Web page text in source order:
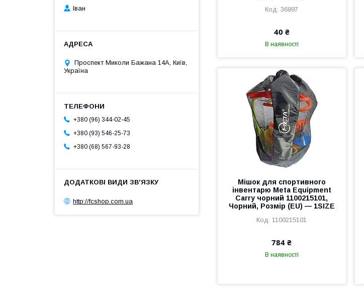
36897
40 ₴
В наявності
Мішок для спортивного
інвентарю Meta Equipment
Carry чорний 1100215101,
Чорний, Розмір (EU) — 1SIZE
1100215101
784 ₴
В наявності
Іван
Проспект Миколи Бажана 14А, Київ,
Україна
+380 (96) 344-02-45
+380 (93) 546-25-73
+380 (68) 567-93-28
http://fcshop.com.ua